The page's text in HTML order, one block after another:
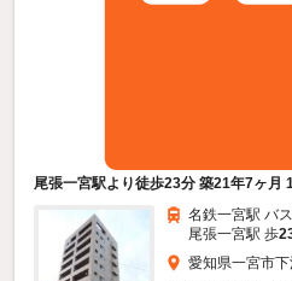
尾張一宮駅より徒歩23分 築21年7ヶ月
名鉄一宮駅 バス
尾張一宮駅 歩
愛知県一宮市